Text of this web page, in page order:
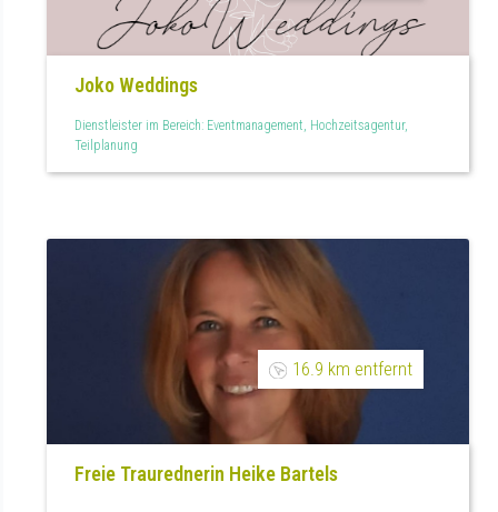
Joko Weddings
Dienstleister im Bereich: Eventmanagement, Hochzeitsagentur,
Teilplanung
16.9 km entfernt
Freie Traurednerin Heike Bartels